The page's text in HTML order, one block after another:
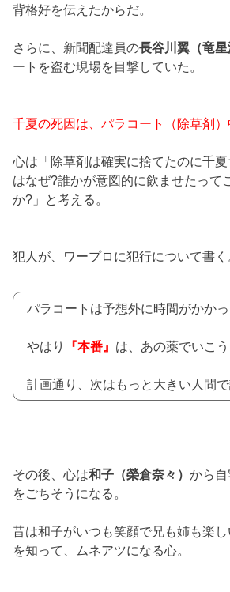
背格好を伝えたからだ。
さらに、新聞配達員の長谷川翼（竜星
ートを盗む現場を目撃していた。
千夏の死因は、パラコート（除草剤）
心は「除草剤は確実に捨てたのに千
はなぜ?誰かが意図的に飲ませたって
か?」と考える。
犯人が、ワープロに犯行について書く
パラコートは予想外に時間がかかっ
やはり 『本番』 は、あの薬でいこう
計画通り、次はもっと大きい人間
その後、心は和子（榮倉奈々）から
をごちそうになる。
昔は和子がいつも笑顔で兄も姉も楽
を知って、ムネアツになる心。